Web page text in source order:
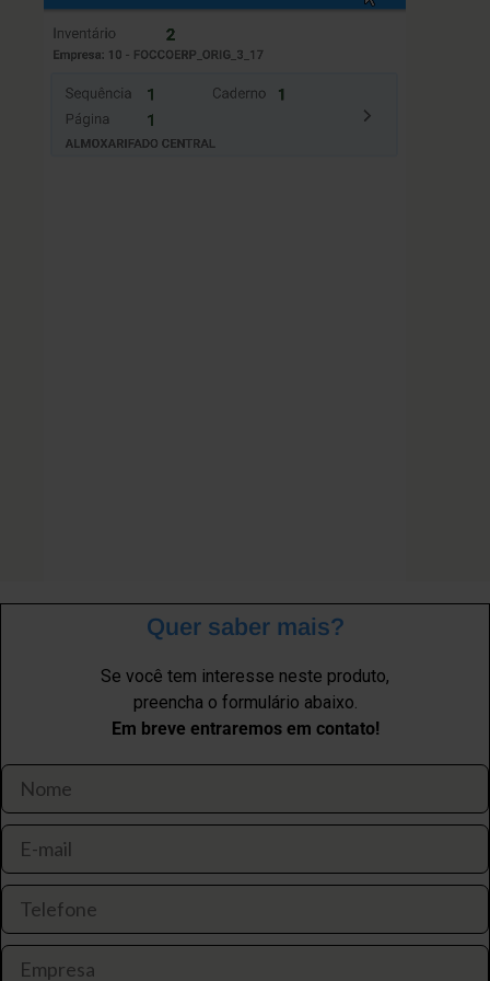
Quer saber mais?
Se você tem interesse neste produto,
preencha o formulário abaixo.
Em breve entraremos em contato!